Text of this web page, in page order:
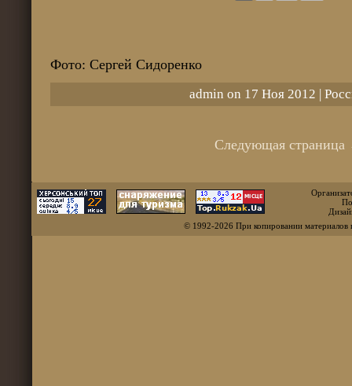
Фото: Сергей Сидоренко
admin on 17 Ноя 2012 |
Следующая
© 1992-2026 При копировании материалов